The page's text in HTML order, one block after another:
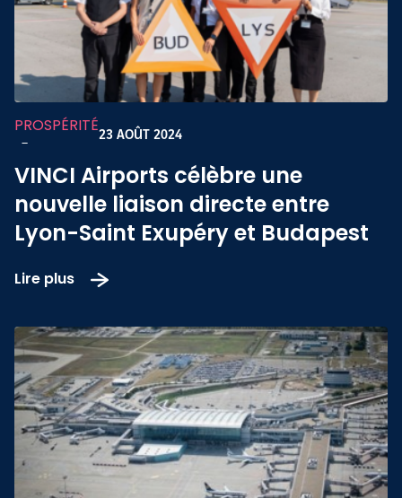
PROSPÉRITÉ
-
23 AOÛT 2024
VINCI Airports célèbre une
nouvelle liaison directe entre
Lyon-Saint Exupéry et Budapest
Lire plus